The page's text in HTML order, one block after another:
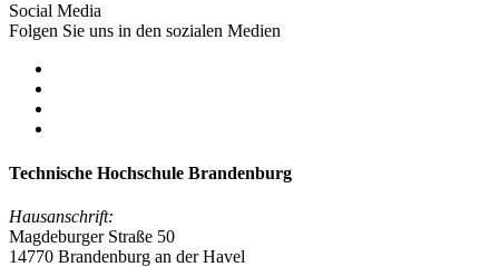
Social Media
Folgen Sie uns in den sozialen Medien
Technische Hochschule Brandenburg
Hausanschrift:
Magdeburger Straße 50
14770 Brandenburg an der Havel